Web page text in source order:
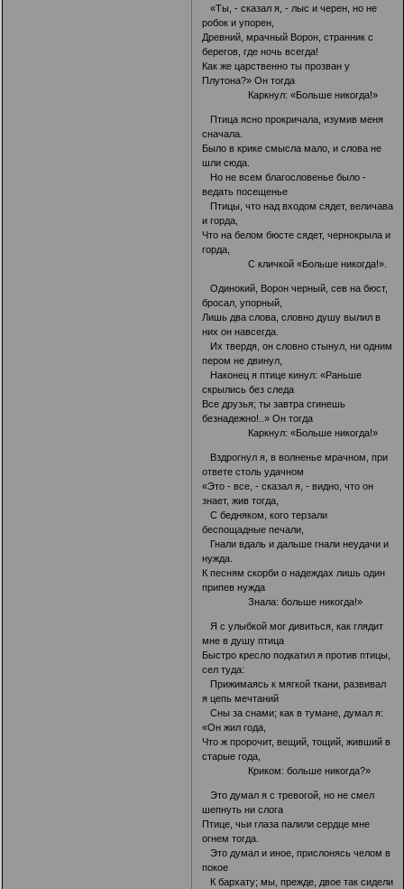
«Ты, - сказал я, - лыс и черен, но не
робок и упорен,
Древний, мрачный Ворон, странник с
берегов, где ночь всегда!
Как же царственно ты прозван у
Плутона?» Он тогда
Каркнул: «Больше никогда!»
Птица ясно прокричала, изумив меня
сначала.
Было в крике смысла мало, и слова не
шли сюда.
Но не всем благословенье было -
ведать посещенье
Птицы, что над входом сядет, величава
и горда,
Что на белом бюсте сядет, чернокрыла и
горда,
С кличкой «Больше никогда!».
Одинокий, Ворон черный, сев на бюст,
бросал, упорный,
Лишь два слова, словно душу вылил в
них он навсегда.
Их твердя, он словно стынул, ни одним
пером не двинул,
Наконец я птице кинул: «Раньше
скрылись без следа
Все друзья; ты завтра сгинешь
безнадежно!..» Он тогда
Каркнул: «Больше никогда!»
Вздрогнул я, в волненье мрачном, при
ответе столь удачном
«Это - все, - сказал я, - видно, что он
знает, жив тогда,
С бедняком, кого терзали
беспощадные печали,
Гнали вдаль и дальше гнали неудачи и
нужда.
К песням скорби о надеждах лишь один
припев нужда
Знала: больше никогда!»
Я с улыбкой мог дивиться, как глядит
мне в душу птица
Быстро кресло подкатил я против птицы,
сел туда:
Прижимаясь к мягкой ткани, развивал
я цепь мечтаний
Сны за снами; как в тумане, думал я:
«Он жил года,
Что ж пророчит, вещий, тощий, живший в
старые года,
Криком: больше никогда?»
Это думал я с тревогой, но не смел
шепнуть ни слога
Птице, чьи глаза палили сердце мне
огнем тогда.
Это думал и иное, прислонясь челом в
покое
К бархату; мы, прежде, двое так сидели